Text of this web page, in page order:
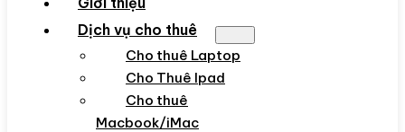
Dịch vụ cho thuê
Cho thuê Laptop
Cho Thuê Ipad
Cho thuê
Macbook/iMac